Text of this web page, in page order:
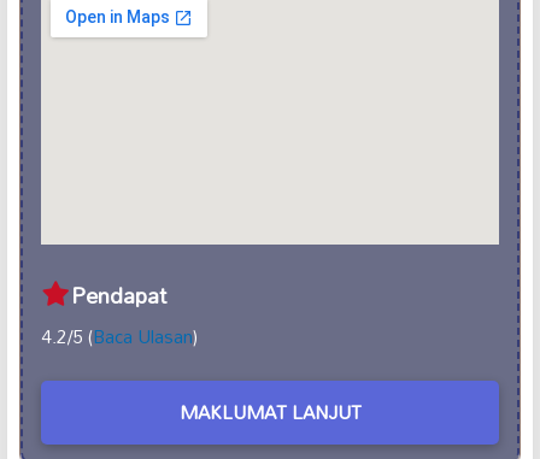
Pendapat
4.2/5 (Baca Ulasan)
MAKLUMAT LANJUT